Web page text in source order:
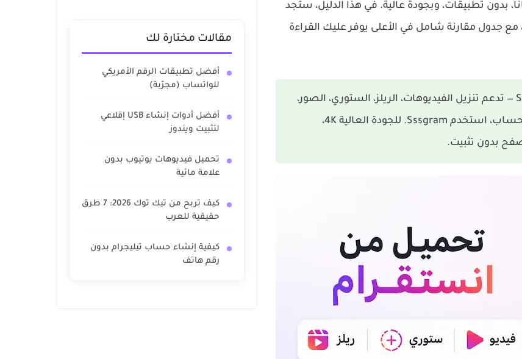
بدون تطبيقات، وبجودة عالية. في هذا الدليل، ستجد
مع جدول مقارنة شامل في الأعلى يوفر عليك القراءة
— تدعم تنزيل الفيديوهات، الريلز، الستوري، الصور،
استخدم Sssgram
. للجودة العالية 4K،
بدون تثبيت.
مقالات مختارة لك
أفضل تطبيقات الرقم الأمريكي
للواتساب (مجرّبة)
أفضل أدوات إنشاء USB إقلاعي
لتثبيت ويندوز
تحميل فيديوهات يوتيوب بدون
علامة مائية
كيف تربح من تيك توك 2026: 7 طرق
حقيقية للعرب
كيفية إنشاء حساب تيليجرام بدون
رقم هاتف